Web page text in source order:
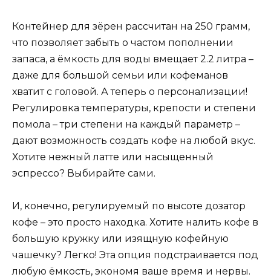
Контейнер для зёрен рассчитан на 250 грамм,
что позволяет забыть о частом пополнении
запаса, а ёмкость для воды вмещает 2.2 литра –
даже для большой семьи или кофеманов
хватит с головой. А теперь о персонализации!
Регулировка температуры, крепости и степени
помола – три степени на каждый параметр –
дают возможность создать кофе на любой вкус.
Хотите нежный латте или насыщенный
эспрессо? Выбирайте сами.
И, конечно, регулируемый по высоте дозатор
кофе – это просто находка. Хотите налить кофе в
большую кружку или изящную кофейную
чашечку? Легко! Эта опция подстраивается под
любую ёмкость, экономя ваше время и нервы.